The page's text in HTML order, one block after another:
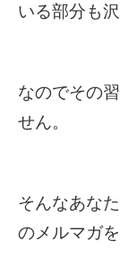
いる部分も
なのでその
せん。
そんなあな
のメルマガ